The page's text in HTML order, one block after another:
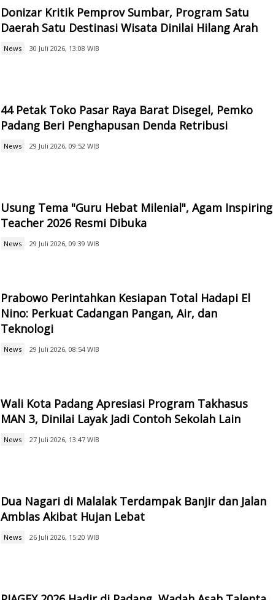
Donizar Kritik Pemprov Sumbar, Program Satu
Daerah Satu Destinasi Wisata Dinilai Hilang Arah
News 30 Juli 2026, 13:08 WIB
44 Petak Toko Pasar Raya Barat Disegel, Pemko
Padang Beri Penghapusan Denda Retribusi
News 29 Juli 2026, 09:52 WIB
Usung Tema "Guru Hebat Milenial", Agam Inspiring
Teacher 2026 Resmi Dibuka
News 29 Juli 2026, 09:39 WIB
Prabowo Perintahkan Kesiapan Total Hadapi El
Nino: Perkuat Cadangan Pangan, Air, dan
Teknologi
News 29 Juli 2026, 08:54 WIB
Wali Kota Padang Apresiasi Program Takhasus
MAN 3, Dinilai Layak Jadi Contoh Sekolah Lain
News 27 Juli 2026, 13:47 WIB
Dua Nagari di Malalak Terdampak Banjir dan Jalan
Amblas Akibat Hujan Lebat
News 26 Juli 2026, 15:20 WIB